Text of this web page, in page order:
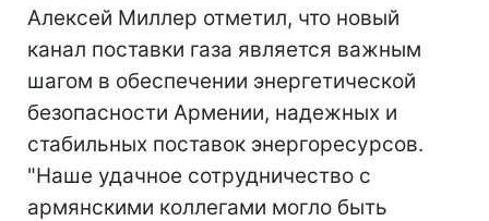
Алексей Миллер отметил, что новый
канал поставки газа является важным
шагом в обеспечении энергетической
безопасности Армении, надежных и
стабильных поставок энергоресурсов.
"Наше удачное сотрудничество с
армянскими коллегами могло быть